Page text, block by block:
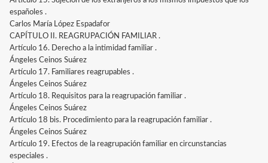
españoles .
Carlos María López Espadafor
CAPÍTULO II. REAGRUPACIÓN FAMILIAR .
Artículo 16. Derecho a la intimidad familiar .
Ángeles Ceinos Suárez
Artículo 17. Familiares reagrupables .
Ángeles Ceinos Suárez
Artículo 18. Requisitos para la reagrupación familiar .
Ángeles Ceinos Suárez
Artículo 18 bis. Procedimiento para la reagrupación familiar .
Ángeles Ceinos Suárez
Artículo 19. Efectos de la reagrupación familiar en circunstancias
especiales .